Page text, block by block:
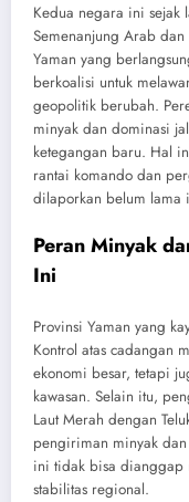
Kedua negara ini
Semenanjung Arab dan
Yaman yang
berkoalisi untuk
geopolitik berubah.
minyak dan dominasi
ketegangan baru. Hal
rantai komando dan
dilaporkan belum lama
Peran Minyak
Ini
Provinsi Yaman yang
Kontrol atas cadangan
ekonomi besar, tetapi
kawasan. Selain itu,
Laut Merah dengan
pengiriman minyak
ini tidak bisa dianggap
stabilitas regional.